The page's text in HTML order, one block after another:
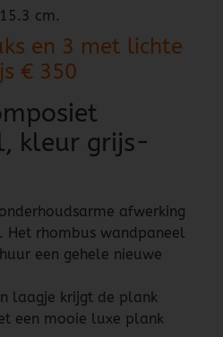
cm.
en 3 met lichte
€ 350
kleur grijs-
afwerking
Het rhombus wandpaneel
een gehele nieuwe
laagje krijgt de plank
een mooie luxe plank